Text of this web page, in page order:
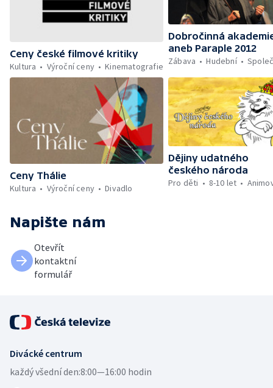
Ceny české filmové kritiky
Kultura
Výroční ceny Kinematografie
Dobročinná
aneb Paraple 2012
Zábava
Hudební
Ceny Thálie
Kultura
Výroční ceny Divadlo
Dějiny udatného
českého národa
Pro děti
8-10 let
Napište nám
Otevřít
kontaktní
formulář
Divácké centrum
každý všední den:8:00—16:00 hodin